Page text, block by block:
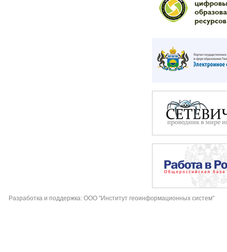
Разработка и поддержка: ООО "Институт геоинформационных систем"